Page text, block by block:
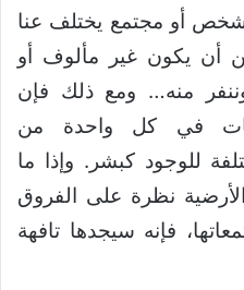
أو مجتمع يختلف عنا
من أن يكون غير مألوف أو
منه… ومع ذلك فإن
في كل واحدة من
للوجود كبشر. وإذا ما
نظرة على الفروق
فإنه سيجدها تافهة